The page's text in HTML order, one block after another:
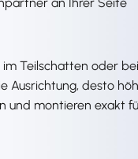
Teilschatten oder bei
Ausrichtung, desto
und montieren exakt